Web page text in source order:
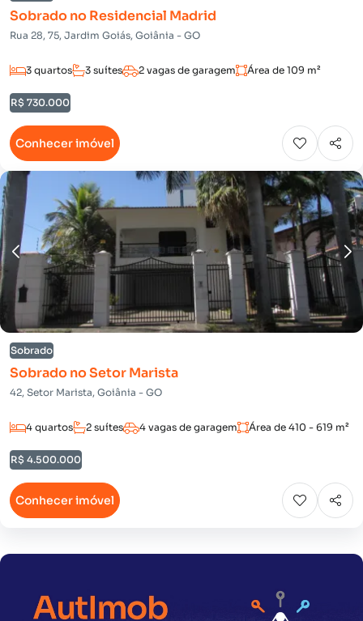
Sobrado no Residencial Madrid
Rua 28, 75, Jardim Goiás, Goiânia - GO
3 quartos 3 suítes 2 vagas de garagem Área de 109 m²
R$ 730.000
Conhecer imóvel
Sobrado
Sobrado no Setor Marista
42, Setor Marista, Goiânia - GO
4 quartos 2 suítes 4 vagas de garagem Área de 410 - 619 m²
R$ 4.500.000
Conhecer imóvel